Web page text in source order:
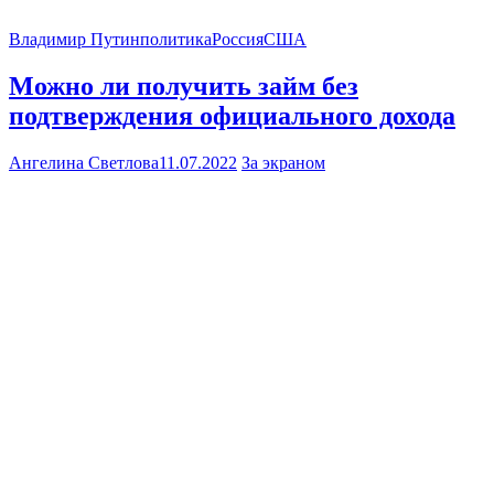
Владимир ПутинполитикаРоссияСША
Можно ли получить займ без
подтверждения официального дохода
Ангелина Светлова11.07.2022 За экраном